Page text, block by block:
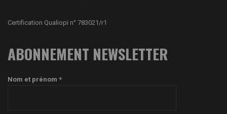
Certification Qualiopi n° 783021/r1
ABONNEMENT NEWSLETTER
Nom et prénom *